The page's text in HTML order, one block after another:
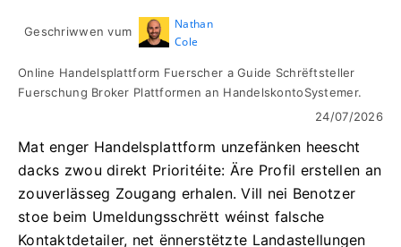
Geschriwwen vum
Nathan
Cole
Online Handelsplattform Fuerscher a Guide Schrëftsteller
Fuerschung Broker Plattformen an HandelskontoSystemer.
24/07/2026
Mat enger Handelsplattform unzefänken heescht
dacks zwou direkt Prioritéite: Äre Profil erstellen an
zouverlässeg Zougang erhalen. Vill nei Benotzer
stoe beim Umeldungsschrëtt wéinst falsche
Kontaktdetailer, net ënnerstëtzte Landastellungen